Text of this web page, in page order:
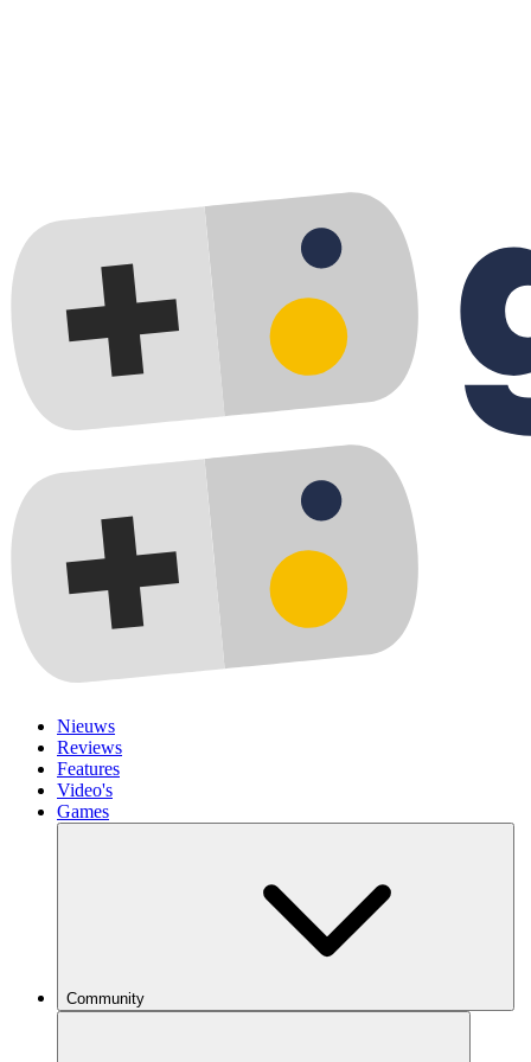
Nieuws
Reviews
Features
Video's
Games
Community